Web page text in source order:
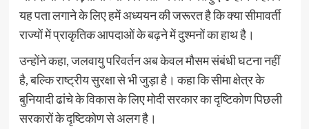
यह पता लगाने के लिए हमें अध्ययन की जरूरत है कि क्या सीमावर्ती
राज्यों में प्राकृतिक आपदाओं के बढ़ने में दुश्मनों का हाथ है।
उन्होंने कहा, जलवायु परिवर्तन अब केवल मौसम संबंधी घटना नहीं
है, बल्कि राष्ट्रीय सुरक्षा से भी जुड़ा है। कहा कि सीमा क्षेत्र के
बुनियादी ढांचे के विकास के लिए मोदी सरकार का दृष्टिकोण पिछली
सरकारों के दृष्टिकोण से अलग है।